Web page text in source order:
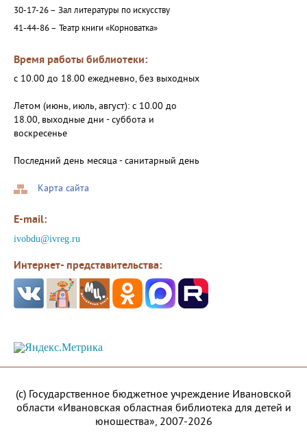
30-17-26 – Зал литературы по искусству
41-44-86 – Театр книги «Корноватка»
Время работы библиотеки:
с 10.00 до 18.00 ежедневно, без выходных
Летом (июнь, июль, август): с 10.00 до
18.00, выходные дни - суббота и
воскресенье
Последний день месяца - санитарный день
Карта сайта
E-mail:
ivobdu@ivreg.ru
Интернет- представительства:
(с) Государственное бюджетное учреждение Ивановской
области «Ивановская областная библиотека для детей и
юношества», 2007-2026